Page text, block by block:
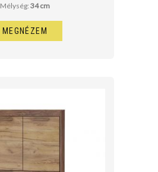
Mélység: 34 cm
MEGNÉZEM